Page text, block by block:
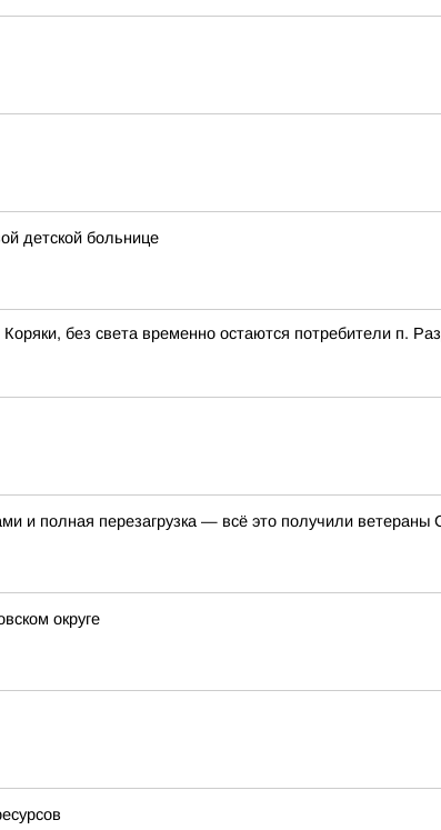
детской больнице
без света временно остаются потребители п.
перезагрузка — всё это получили ветераны
округе